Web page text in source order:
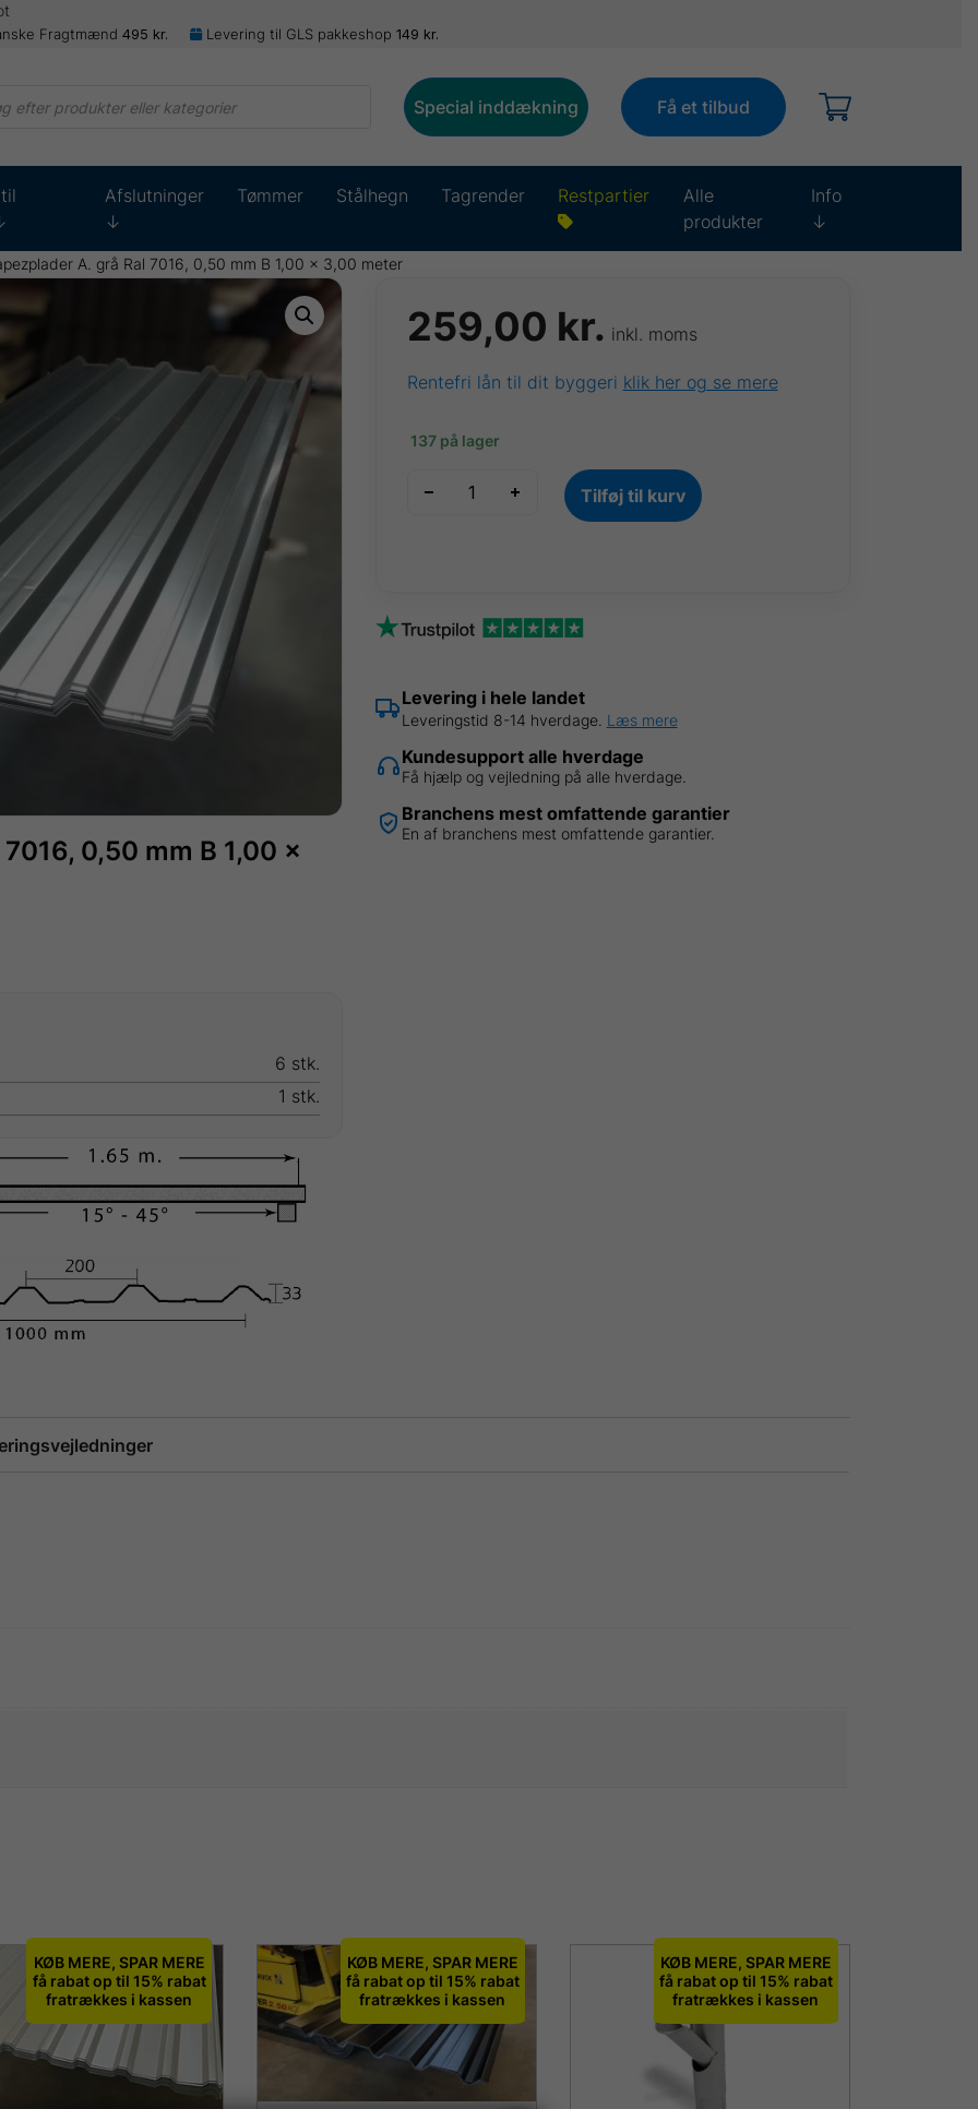
Fragtmænd 495 kr. Levering til GLS pakkeshop 149 kr.
Special inddækning Få et tilbud
Afslutninger
↓
Tømmer Stålhegn Tagrender Restpartier
Alle
produkter
Info
↓
A. grå Ral 7016, 0,50 mm B 1,00 x 3,00 meter
0,50 mm B 1,00 x
259,00 kr. inkl. moms
Rentefri lån til dit byggeri klik her og se mere
137 på lager
0,50
B
1,00
x
3,00
antal
Tilføj til kurv
Levering i hele landet
Leveringstid 8-14 hverdage. Læs mere
Kundesupport alle hverdage
Få hjælp og vejledning på alle hverdage.
Branchens mest omfattende garantier
En af branchens mest omfattende garantier.
6 stk.
1 stk.
KØB MERE, SPAR MERE
få rabat op til 15% rabat
fratrækkes i kassen
KØB MERE, SPAR MERE
få rabat op til 15% rabat
fratrækkes i kassen
KØB MERE, SPAR MERE
få rabat op til 15% rabat
fratrækkes i kassen